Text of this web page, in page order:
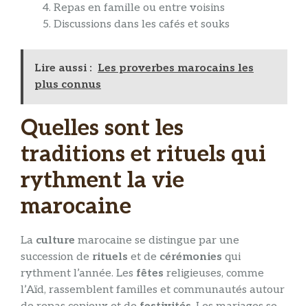
Repas en famille ou entre voisins
Discussions dans les cafés et souks
Lire aussi : Les proverbes marocains les
plus connus
Quelles sont les
traditions et rituels qui
rythment la vie
marocaine
La culture marocaine se distingue par une
succession de rituels et de cérémonies qui
rythment l’année. Les fêtes religieuses, comme
l’Aïd, rassemblent familles et communautés autour